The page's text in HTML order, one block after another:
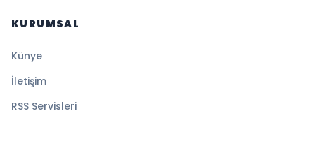
KURUMSAL
Künye
İletişim
RSS Servisleri